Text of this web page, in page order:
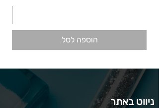
הוספה לסל
ניווט באתר